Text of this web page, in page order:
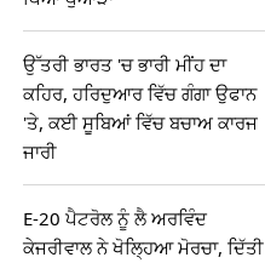
ਉੱਤਰੀ ਭਾਰਤ 'ਚ ਭਾਰੀ ਮੀਂਹ ਦਾ
ਕਹਿਰ, ਹਰਿਦੁਆਰ ਵਿੱਚ ਗੰਗਾ ਉਫਾਨ
'ਤੇ, ਕਈ ਸੂਬਿਆਂ ਵਿੱਚ ਬਚਾਅ ਕਾਰਜ
ਜਾਰੀ
E-20 ਪੈਟਰੋਲ ਨੂੰ ਲੈ ਅਰਵਿੰਦ
ਕੇਜਰੀਵਾਲ ਨੇ ਖੋਲ੍ਹਿਆ ਮੋਰਚਾ, ਦਿੱਤੀ